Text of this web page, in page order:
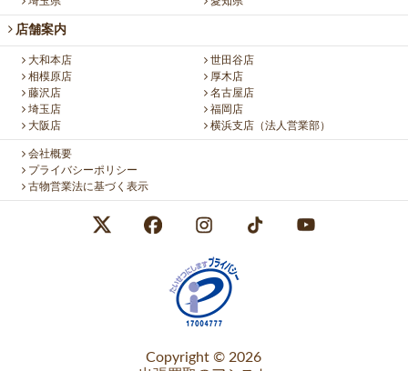
店舗案内
大和本店
世田谷店
相模原店
厚木店
藤沢店
名古屋店
埼玉店
福岡店
大阪店
横浜支店（法人営業部）
会社概要
プライバシーポリシー
古物営業法に基づく表示
Copyright © 2026